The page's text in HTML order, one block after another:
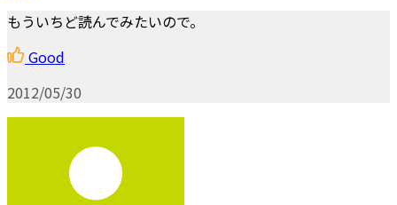
もういちど読んでみたいので。
Good
2012/05/30